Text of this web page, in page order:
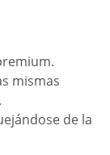
mismas
de la